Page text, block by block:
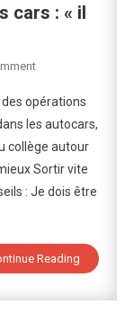
Vittel
cars : « il
On
À
La
Sécurité
Dans
Les
Est
des opérations
les autocars,
collège autour
Sortir vite
: Je dois être
Reading